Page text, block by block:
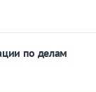
по делам